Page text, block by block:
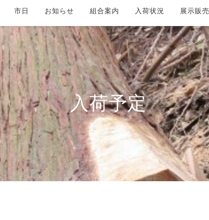
市日 お知らせ 組合案内 入荷状況 展示販売
入荷予定